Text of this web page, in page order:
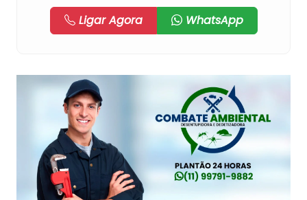
Ligar Agora
WhatsApp